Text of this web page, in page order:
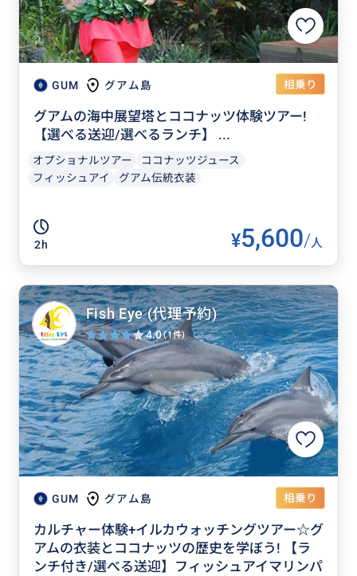
GUM グアム島 相乗り
グアムの海中展望塔とココナッツ体験ツアー!
【選べる送迎/選べるランチ】 ...
オプショナルツアー
ココナッツジュース
フィッシュアイ
グアム伝統衣装
2h ¥5,600/人
GUM グアム島 相乗り
カルチャー体験+イルカウォッチングツアー☆グ
アムの衣装とココナッツの歴史を学ぼう! 【ラ
ンチ付き/選べる送迎】フィッシュアイマリンパ
Fish Eye (代理予約)
4.0(1件)